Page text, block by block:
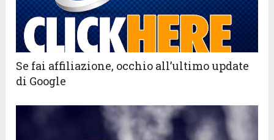
Se fai affiliazione, occhio all’ultimo update
di Google